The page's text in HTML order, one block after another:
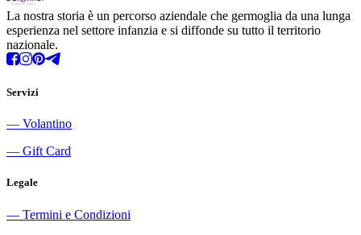
La nostra storia è un percorso aziendale che germoglia da una lunga
esperienza nel settore infanzia e si diffonde su tutto il territorio
nazionale.
Servizi
― Volantino
― Gift Card
Legale
― Termini e Condizioni